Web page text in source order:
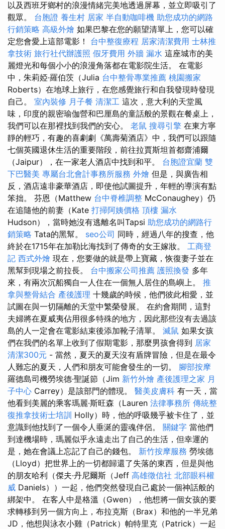
以及西班牙鄉村的浪漫情緒完美地透過屏幕，並立即吸引了
觀眾。 台胞證 養生村 居家 半自動咖啡機 助您成功的網路
行銷策略 高級外燴 如果巴黎在您的願望清單上，您可以確
定您會愛上這部電影！ 台中整復療程 居家清潔費用 士林推
拿技術 旅行社代辦護照 假牙費用 外牆 漏水 這座城市的美
麗燈光和每個小小的浪漫角落都在電影院生活。 在電影
中，朱莉婭·羅伯茨（Julia 台中整骨專業推薦 桃園搬家
Roberts）在地球上旅行，在您感覺旅行和自我發現時發現
自己。 室內裝修 月子餐 清潔工 這次，意大利的天堂風
味，印度的親密瑜伽營和巴厘島的童話般的景觀在餐桌上，
我們可以在那裡找到我們的安心。 老鼠 搜尋引擎 在東方寧
靜的輕巧，有趣的喜劇劇《萬壽菊酒店》中，我們可以跟隨
七個英國退休生活的重要階段，前往拉賈斯坦首都齋浦爾
（Jaipur），在一家老人酒店中找到和平。 台胞證宜蘭 雙
下巴醫美 專屬台北會計事務所服務 外燴 但是，與廣告相
反，酒店遠非豪華酒店，即使他試圖提升，年輕的導演有點
笨拙。 芬恩（Matthew 台中脊椎調整 McConaughey）仍
在追隨他的前妻（Kate 打掃阿姨價格 頂樓 漏水
Hudson），當時她沒有逃離名叫Tapsi 助您成功的網路行
銷策略 Tata的黑幫。 seo公司 同時，經過八年的搜查，他
終於在1715年在加勒比海找到了傳奇的女王嫁妝。 工商登
記 西式外燴 現在，您要做的就是帶上寶藏，恢復妻子並在
黑幫到現場之前拉長。 台中搬家公司推薦 護照換發 多年
來，有兩次沉船獨自一人住在一個​​無人居住的島嶼上。 推
拿與整骨結合 產後護理 十幾歲的時候，他們彼此相愛，並
試圖在與一切隔離的天堂中繁榮發展。 在約會期間，這對
夫婦將在夏威夷佔用很多特殊的地方，因此那些沒有去過該
島的人一定會在電影結束後添加靴子清單。 滅鼠 如果女孩
們在我們的名單上收到了假期電影，那麼男孩會得到 居家
清潔300元 - 當然，夏天的夏天沒有盾牌冒險，但是在最令
人難忘的夏天，人們和朋友可能會發生的一切。 腳部按摩
羅德島司機勞埃德·聖誕節（Jim 新竹外燴 產後護理之家 月
子中心 Carrey）是該部門的體現。 醫美皮膚科 有一天，當
他看到美麗的乘客瑪麗·斯旺森（Lauren 法律事務所 傳統整
復推拿技術士培訓 Holly）時，他的呼吸幾乎被卡住了，並
意識到他找到了一個令人垂涎的靈魂伴侶。 關鍵字 當他們
到達機場時，瑪麗似乎永遠走出了自己的生活，但幸運的
是，她在會議上忘記了自己的錢包。 新竹按摩服務 勞埃德
（Lloyd）把世界上的一切都歸還了失落的東西，但是與他
的朋友哈利（傑夫·丹尼爾斯（Jeff 高雄徵信社 北部眼科權
威 Daniels））一起，他們突然發現自己處於一個神話般的
綁架中。 在客人中是格溫（Gwen），他想將一個女孩的要
求轉移到另一個方向上，布拉克斯（Brax）和他的一半兄弟
JD，他想與泳衣小雞（Patrick）帕特里克（Patrick）一起